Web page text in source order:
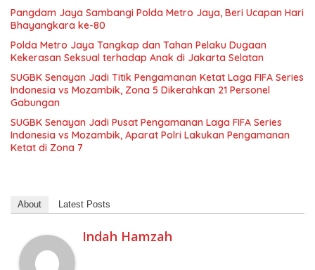
Pangdam Jaya Sambangi Polda Metro Jaya, Beri Ucapan Hari
Bhayangkara ke-80
Polda Metro Jaya Tangkap dan Tahan Pelaku Dugaan
Kekerasan Seksual terhadap Anak di Jakarta Selatan
SUGBK Senayan Jadi Titik Pengamanan Ketat Laga FIFA Series
Indonesia vs Mozambik, Zona 5 Dikerahkan 21 Personel
Gabungan
SUGBK Senayan Jadi Pusat Pengamanan Laga FIFA Series
Indonesia vs Mozambik, Aparat Polri Lakukan Pengamanan
Ketat di Zona 7
About Latest Posts
Indah Hamzah